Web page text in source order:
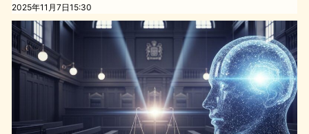
2025年11月7日15:30